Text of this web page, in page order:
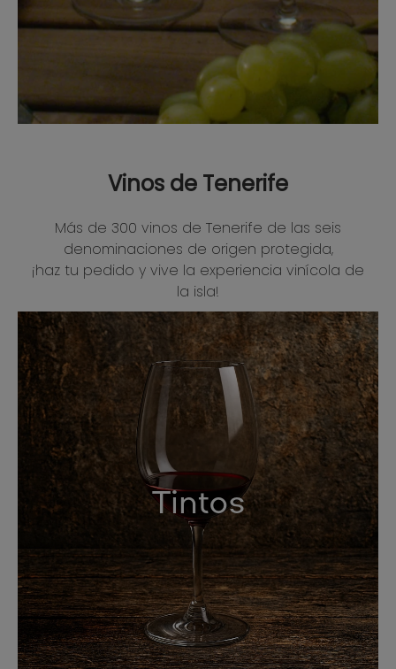
Vinos de Tenerife
Más de 300 vinos de Tenerife de las seis
denominaciones de origen protegida,
¡haz tu pedido y vive la experiencia vinícola de
la isla!
Tintos